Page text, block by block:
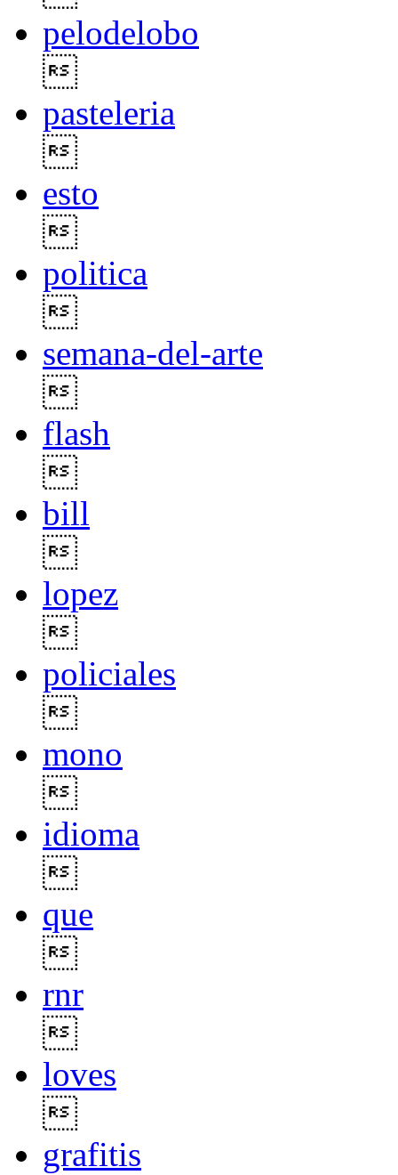
pelodelobo
pasteleria
esto
politica
semana-del-arte
flash
bill
lopez
policiales
mono
idioma
que
rnr
loves
grafitis